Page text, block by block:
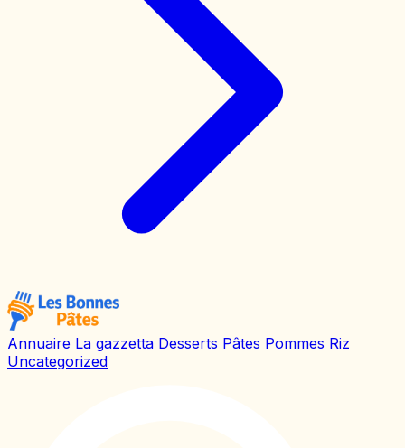
Annuaire La gazzetta Desserts Pâtes Pommes Riz
Uncategorized